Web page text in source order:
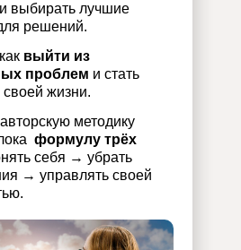
методику
формулу трёх
себя → убрать
→ управлять своей
выйти из
проблем и стать
своей жизни.
и выбирать лучшие
решений.